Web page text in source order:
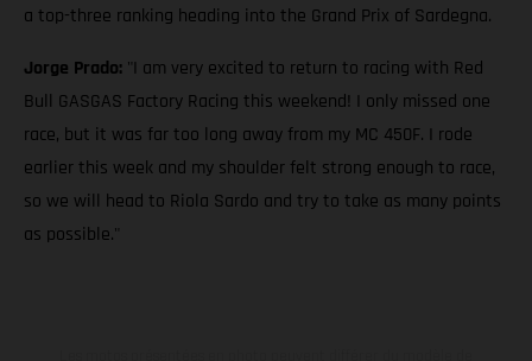
a top-three ranking heading into the Grand Prix of Sardegna.
Jorge Prado: "I am very excited to return to racing with Red
Bull GASGAS Factory Racing this weekend! I only missed one
race, but it was far too long away from my MC 450F. I rode
earlier this week and my shoulder felt strong enough to race,
so we will head to Riola Sardo and try to take as many points
as possible."